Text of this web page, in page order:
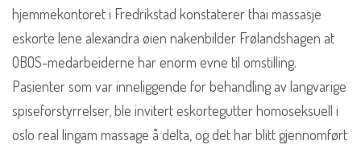
hjemmekontoret i Fredrikstad konstaterer thai massasje
eskorte lene alexandra øien nakenbilder Frølandshagen at
OBOS-medarbeiderne har enorm evne til omstilling.
Pasienter som var inneliggende for behandling av langvarige
spiseforstyrrelser, ble invitert eskortegutter homoseksuell i
oslo real lingam massage å delta, og det har blitt gjennomført